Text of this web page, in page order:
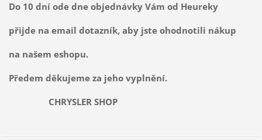
Do 10 dní ode dne objednávky Vám od Heureky
přijde na email dotazník, aby jste ohodnotili nákup
na našem eshopu.
Předem děkujeme za jeho vyplnění.
CHRYSLER SHOP